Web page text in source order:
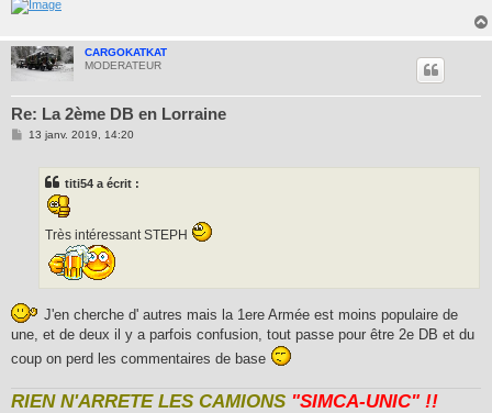
CARGOKATKAT
MODERATEUR
Re: La 2ème DB en Lorraine
M13 janv. 2019, 14:20
titi54 a écrit :
Très intéressant STEPH
J'en cherche d' autres mais la 1ere Armée est moins populaire de
une, et de deux il y a parfois confusion, tout passe pour être 2e DB et du
coup on perd les commentaires de base
RIEN N'ARRETE LES CAMIONS "SIMCA-UNIC" !!